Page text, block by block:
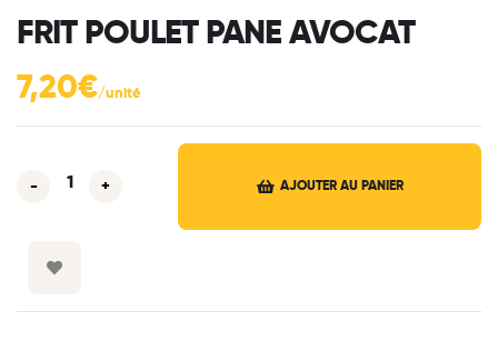
FRIT POULET PANE AVOCAT
7,20€
- + AJOUTER AU PANIER